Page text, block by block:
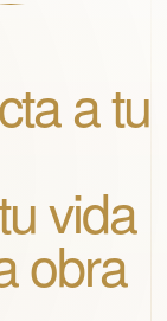
a tu
vida
obra